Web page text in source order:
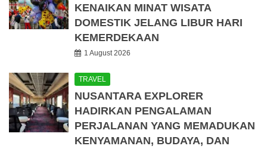
KENAIKAN MINAT WISATA
DOMESTIK JELANG LIBUR HARI
KEMERDEKAAN
1 August 2026
TRAVEL
NUSANTARA EXPLORER
HADIRKAN PENGALAMAN
PERJALANAN YANG MEMADUKAN
KENYAMANAN, BUDAYA, DAN